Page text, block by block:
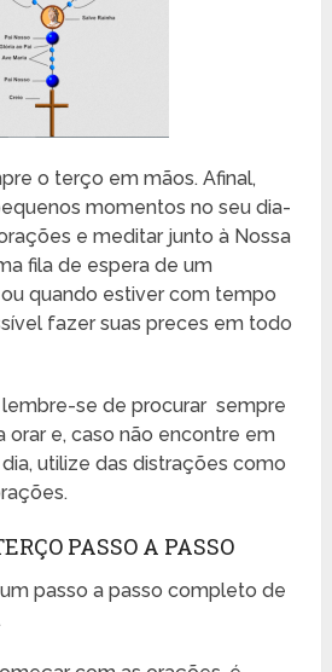
o terço em mãos. Afinal,
momentos no seu dia-
e meditar junto à Nossa
fila de espera de um
quando estiver com tempo
fazer suas preces em todo
lembre-se de procurar sempre
orar e, caso não encontre em
utilize das distrações como
PASSO A PASSO
passo a passo completo de